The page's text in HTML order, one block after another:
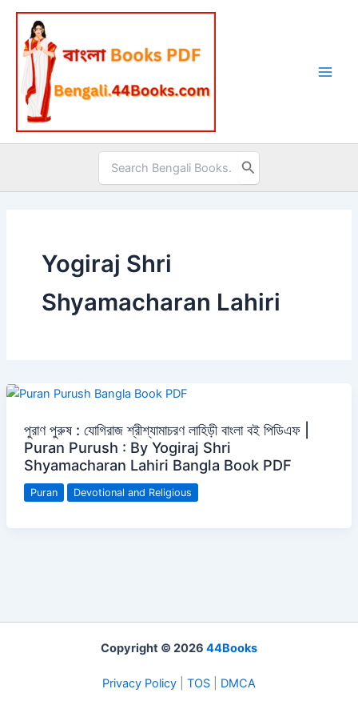
Skip
content
Search
for:
Yogiraj Shri
Shyamacharan Lahiri
পুরাণ পুরুষ : যোগিরাজ শ্রীশ্যামাচরণ লাহিড়ী বাংলা বই পিডিএফ |
Puran Purush : By Yogiraj Shri
Shyamacharan Lahiri Bangla Book PDF
Puran Devotional and Religious
Copyright © 2026 44Books
Privacy Policy TOS DMCA